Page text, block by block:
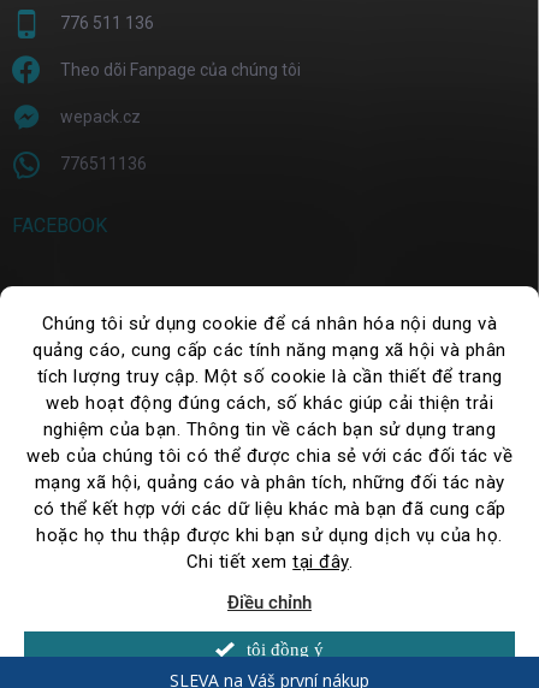
Chúng tôi sử dụng cookie để cá nhân hóa nội dung và
quảng cáo, cung cấp các tính năng mạng xã hội và phân
tích lượng truy cập. Một số cookie là cần thiết để trang
web hoạt động đúng cách, số khác giúp cải thiện trải
nghiệm của bạn. Thông tin về cách bạn sử dụng trang
web của chúng tôi có thể được chia sẻ với các đối tác về
mạng xã hội, quảng cáo và phân tích, những đối tác này
có thể kết hợp với các dữ liệu khác mà bạn đã cung cấp
hoặc họ thu thập được khi bạn sử dụng dịch vụ của họ.
Chi tiết xemtại đây.
Điều chỉnh
tôi đồng ý
Mới: Nhận miễn phí vận chuyển từ 2.500 CZK chưa bao
gồm VAT – đặt hàng ngay hôm nay
776 511 136
Theo dõi Fanpage của chúng tôi
wepack.cz
776511136
FACEBOOK
TÌM KIẾM
Tìm
kiếm
. Đã đăng ký Bản quyền.
đặt cookie
SLEVA na Váš první nákup